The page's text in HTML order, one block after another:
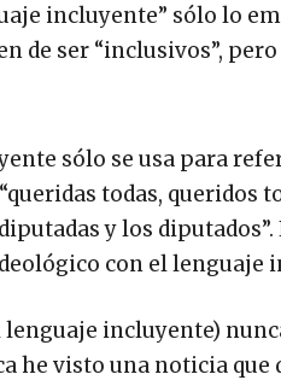
incluyente” sólo lo
de ser “inclusivos”,
sólo se usa para
todas, queridos
y los
con el lenguaje
lenguaje incluyente)
he visto una noticia que